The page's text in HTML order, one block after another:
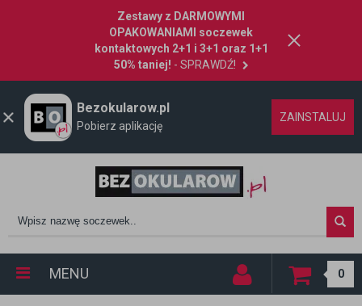
Zestawy z DARMOWYMI
OPAKOWANIAMI soczewek
kontaktowych 2+1 i 3+1 oraz 1+1
50% taniej! - SPRAWDŹ!
Bezokularow.pl
Pobierz aplikację
ZAINSTALUJ
MENU 0